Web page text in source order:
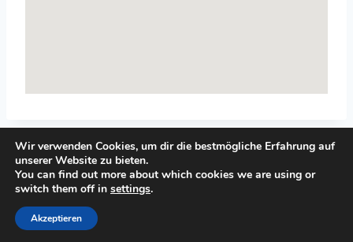
© 2026 Top-Systemisches-Coaching.de
Wir verwenden Cookies, um dir die bestmögliche Erfahrung auf
unserer Website zu bieten.
You can find out more about which cookies we are using or
switch them off in settings.
Akzeptieren